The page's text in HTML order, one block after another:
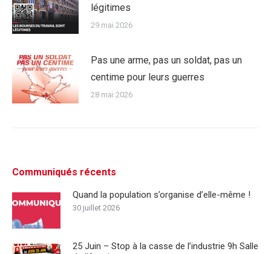
légitimes
29 mai 2026
Pas une arme, pas un soldat, pas un
centime pour leurs guerres
28 mai 2026
Communiqués récents
Quand la population s’organise d’elle-même !
30 juillet 2026
25 Juin – Stop à la casse de l’industrie 9h Salle